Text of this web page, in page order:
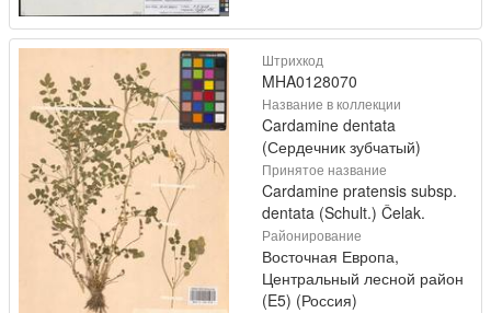
Штрихкод
MHA0128070
Название в коллекции
Cardamine dentata
(Сердечник зубчатый)
Принятое название
Cardamine pratensis subsp.
dentata (Schult.) Čelak.
Районирование
Восточная Европа,
Центральный лесной район
(E5) (Россия)